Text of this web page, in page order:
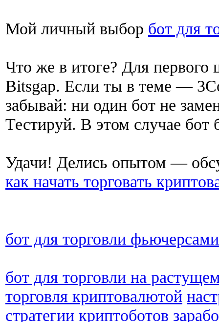
Мой личный выбор бот для
Что же в итоге? Для
Bitsgap. Если ты в теме —
забывай: ни один бот не
Тестируй. В этом случае бот
Удачи! Делись опытом —
как начать торговать
бот для торговли
бот для торговли на
торговля криптовалютой
стратегии криптоботов